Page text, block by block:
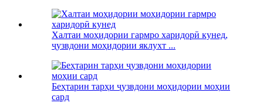
Халтаи моҳидории гармро харидорӣ кунед,
ҷузвдони моҳидории яклухт ...
Беҳтарин тарҳи ҷузвдони моҳидории моҳии
сард